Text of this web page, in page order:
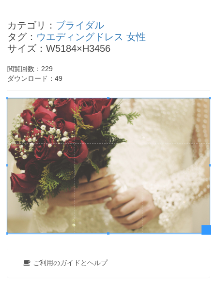
大河内奈々子の四柱推命
松本清張の四柱推命
後藤理沙の四柱推命
カテゴリ： ブライダル
タグ： ウエディングドレス 女性
サイズ：W5184×H3456
閲覧回数： 229
ダウンロード： 49
ご利用のガイドとヘルプ